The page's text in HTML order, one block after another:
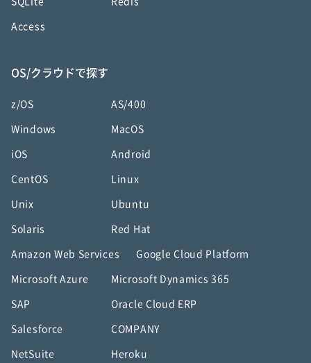
Access
OS/クラウドで探す
z/OS AS/400
Windows MacOS
iOS Android
CentOS Linux
Unix Ubuntu
Solaris Red Hat
Amazon Web Services Google Cloud Platform
Microsoft Azure Microsoft Dynamics 365
SAP Oracle Cloud ERP
Salesforce COMPANY
NetSuite Heroku